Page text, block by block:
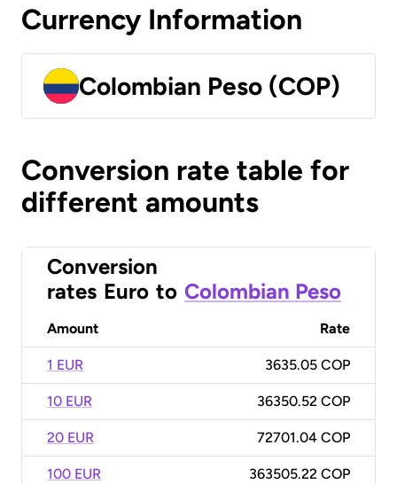
Currency Information
Colombian Peso (COP)
Conversion rate table for
different amounts
Conversion
rates Euro to Colombian Peso
Amount Rate
1 EUR 3635.05 COP
10 EUR 36350.52 COP
20 EUR 72701.04 COP
100 EUR 363505.22 COP